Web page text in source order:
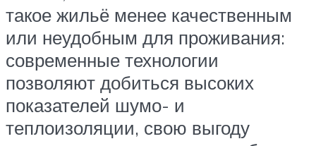
такое жильё менее качественным
или неудобным для проживания:
современные технологии
позволяют добиться высоких
показателей шумо- и
теплоизоляции, свою выгоду